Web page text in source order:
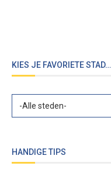
KIES JE FAVORIETE STAD…
HANDIGE TIPS